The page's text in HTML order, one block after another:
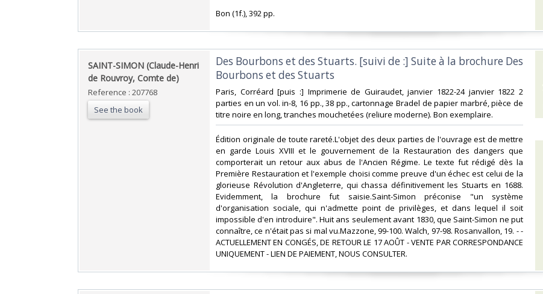
‎Bon (1f.), 392 pp.‎
‎SAINT-SIMON (Claude-Henri
de Rouvroy, Comte de)‎
Reference : 207768
See the book
‎Des Bourbons et des Stuarts. [suivi de :] Suite à la brochure Des
Bourbons et des Stuarts‎
‎Paris, Corréard [puis :] Imprimerie de Guiraudet, janvier 1822-24 janvier 1822 2
parties en un vol. in-8, 16 pp., 38 pp., cartonnage Bradel de papier marbré, pièce de
titre noire en long, tranches mouchetées (reliure moderne). Bon exemplaire.‎
‎Édition originale de toute rareté.L'objet des deux parties de l'ouvrage est de mettre
en garde Louis XVIII et le gouvernement de la Restauration des dangers que
comporterait un retour aux abus de l'Ancien Régime. Le texte fut rédigé dès la
Première Restauration et l'exemple choisi comme preuve d'un échec est celui de la
glorieuse Révolution d'Angleterre, qui chassa définitivement les Stuarts en 1688.
Evidemment, la brochure fut saisie.Saint-Simon préconise "un système
d'organisation sociale, qui n'admette point de privilèges, et dans lequel il soit
impossible d'en introduire". Huit ans seulement avant 1830, que Saint-Simon ne put
connaître, ce n'était pas si mal vu.Mazzone, 99-100. Walch, 97-98. Rosanvallon, 19. - -
ACTUELLEMENT EN CONGÉS, DE RETOUR LE 17 AOÛT - VENTE PAR CORRESPONDANCE
UNIQUEMENT - LIEN DE PAIEMENT, NOUS CONSULTER.‎